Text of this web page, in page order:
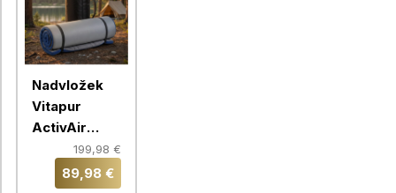
Nadvložek
Vitapur
ActivAir
160X200 cm
199,98 €
89,98 €